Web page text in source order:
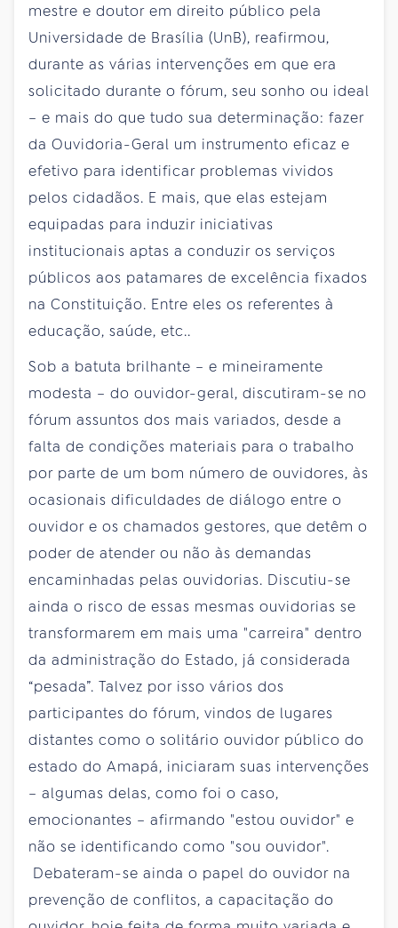
mestre e doutor em direito público pela
Universidade de Brasília (UnB), reafirmou,
durante as várias intervenções em que era
solicitado durante o fórum, seu sonho ou ideal
– e mais do que tudo sua determinação: fazer
da Ouvidoria-Geral um instrumento eficaz e
efetivo para identificar problemas vividos
pelos cidadãos. E mais, que elas estejam
equipadas para induzir iniciativas
institucionais aptas a conduzir os serviços
públicos aos patamares de excelência fixados
na Constituição. Entre eles os referentes à
educação, saúde, etc..
Sob a batuta brilhante – e mineiramente
modesta – do ouvidor-geral, discutiram-se no
fórum assuntos dos mais variados, desde a
falta de condições materiais para o trabalho
por parte de um bom número de ouvidores, às
ocasionais dificuldades de diálogo entre o
ouvidor e os chamados gestores, que detêm o
poder de atender ou não às demandas
encaminhadas pelas ouvidorias. Discutiu-se
ainda o risco de essas mesmas ouvidorias se
transformarem em mais uma "carreira" dentro
da administração do Estado, já considerada
“pesada”. Talvez por isso vários dos
participantes do fórum, vindos de lugares
distantes como o solitário ouvidor público do
estado do Amapá, iniciaram suas intervenções
– algumas delas, como foi o caso,
emocionantes – afirmando "estou ouvidor" e
não se identificando como "sou ouvidor".
Debateram-se ainda o papel do ouvidor na
prevenção de conflitos, a capacitação do